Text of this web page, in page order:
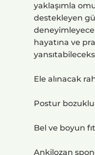
yaklaşımla
destekleyen
hayatına ve
Ele alınacak
Postur
Bel ve boyun
Ankilozan